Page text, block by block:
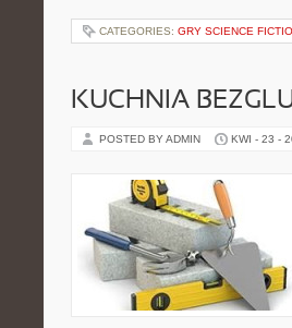
CATEGORIES: GRY SCIENCE
KUCHNIA
POSTED BY ADMIN KWI - 23 -